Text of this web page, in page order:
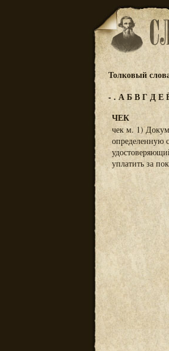
Толковый
-. АБВГДЕ
ЧЕК
чек м. 1)
определенную
уплатить за